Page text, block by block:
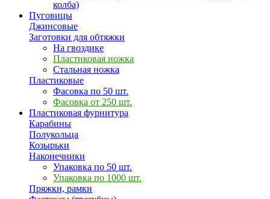
колба)
Пуговицы
Джинсовые
Заготовки для обтяжки
На гвоздике
Пластиковая ножка
Стальная ножка
Пластиковые
Фасовка по 50 шт.
Фасовка от 250 шт.
Пластиковая фурнитура
Карабины
Полукольца
Козырьки
Наконечники
Упаковка по 50 шт.
Упаковка по 1000 шт.
Пряжки, рамки